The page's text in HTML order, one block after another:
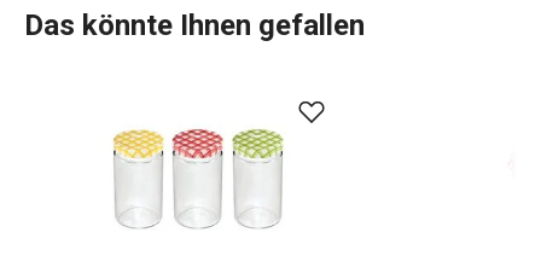
Das könnte Ihnen gefallen